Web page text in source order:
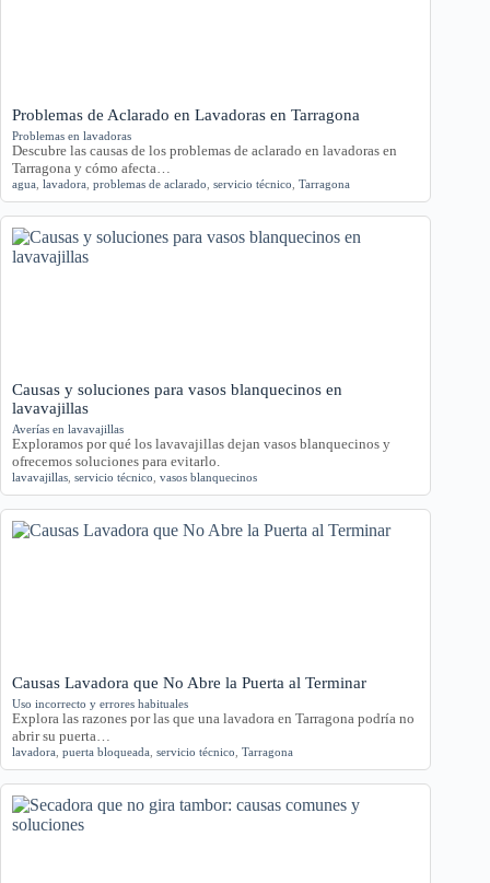
Problemas de Aclarado en Lavadoras en Tarragona
Problemas en lavadoras
Descubre las causas de los problemas de aclarado en lavadoras en
Tarragona y cómo afecta…
agua lavadora problemas de aclarado servicio técnico Tarragona
Causas y soluciones para vasos blanquecinos en
lavavajillas
Averías en lavavajillas
Exploramos por qué los lavavajillas dejan vasos blanquecinos y
ofrecemos soluciones para evitarlo.
lavavajillas servicio técnico vasos blanquecinos
Causas Lavadora que No Abre la Puerta al Terminar
Uso incorrecto y errores habituales
Explora las razones por las que una lavadora en Tarragona podría no
abrir su puerta…
lavadora puerta bloqueada servicio técnico Tarragona